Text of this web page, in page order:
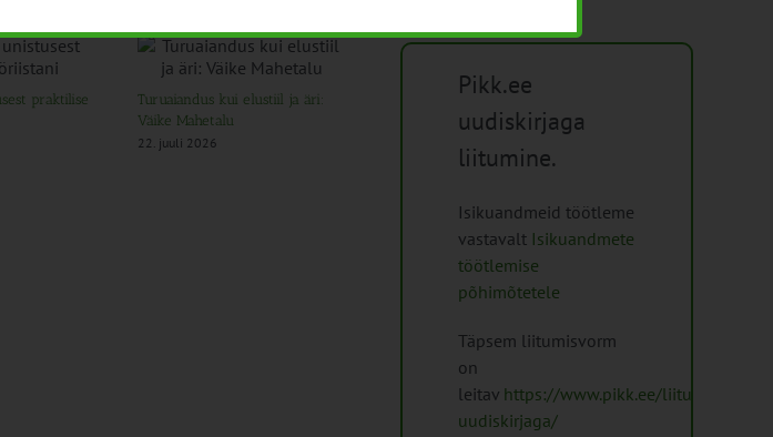
praktilise
Turuaiandus kui elustiil ja äri:
Väike Mahetalu
22. juuli 2026
teabesalve
Pikk.ee
uudiskirjaga
liitumine.
Isikuandmeid töötleme
vastavalt Isikuandmete
töötlemise
põhimõtetele
Täpsem liitumisvorm
on
leitav https://www.pikk.ee/liitu-
uudiskirjaga/